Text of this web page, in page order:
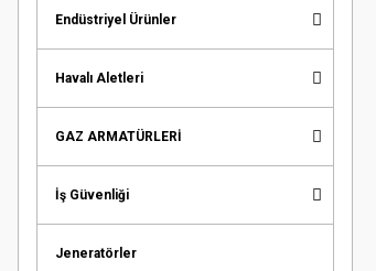
Endüstriyel Ürünler
Havalı Aletleri
GAZ ARMATÜRLERİ
İş Güvenliği
Jeneratörler